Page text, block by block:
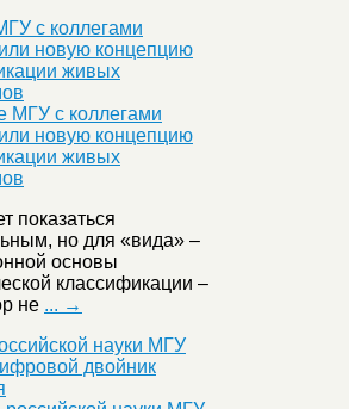
с коллегами
новую концепцию
живых
показаться
но для «вида» –
основы
классификации –
не ... →
науки МГУ
двойник